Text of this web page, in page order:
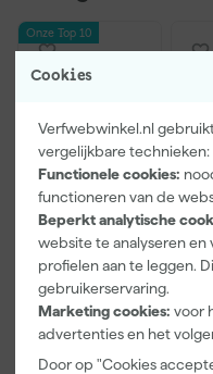
Cookies
Verfwebwinkel.nl
vergelijkbare technieken:
Functionele cookies:
functioneren van de
Beperkt analytische
website te analyseren
profielen aan te leggen.
gebruikerservaring.
Marketing cookies: voor
advertenties en het
Door op "Cookies
Onze Top 10
Kip Tape
3308-24
Washi Tec
Schilderstape
Gold - 24mm
x 50m
Morgen
r